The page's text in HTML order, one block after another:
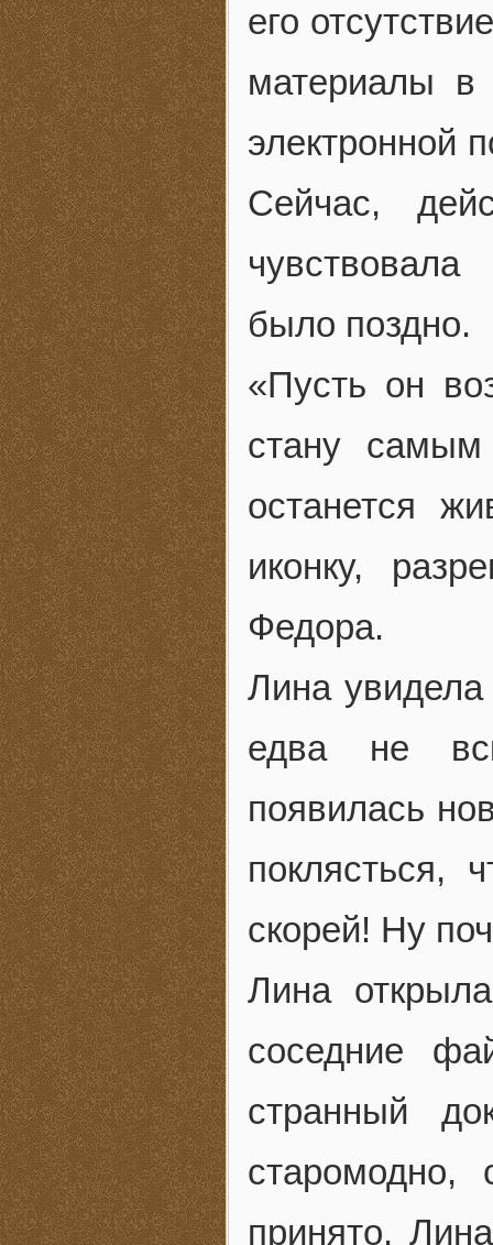
его
материалы в
электронной
Сейчас,
было поздно.
«Пусть он
стану
останется
иконку,
Федора.
Лина
едва не
появилась
скорей! Ну
Лина
соседние
странный
старомодно,
принято.